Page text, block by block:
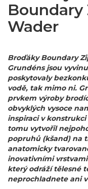
Wader
Broďáky Boundary
Grundéns jsou
poskytovaly
vodě, tak mimo ni.
prvkem výroby
obvyklých vysoce
inspiraci v
tomu vytvořil
popruhů (kšand) na
anatomicky
inovativními
který odráží tělesné
neprochladnete ani